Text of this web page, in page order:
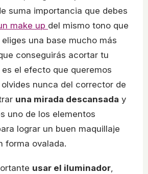
suma importancia que debes
make up del mismo tono que
una base mucho más
conseguirás acortar tu
el efecto que queremos
nunca del corrector de
una mirada descansada y
uno de los elementos
lograr un buen maquillaje
forma ovalada.
usar el iluminador